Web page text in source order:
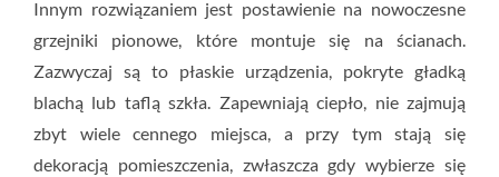
Innym rozwiązaniem jest postawienie na nowoczesne
grzejniki pionowe, które montuje się na ścianach.
Zazwyczaj są to płaskie urządzenia, pokryte gładką
blachą lub taflą szkła. Zapewniają ciepło, nie zajmują
zbyt wiele cennego miejsca, a przy tym stają się
dekoracją pomieszczenia, zwłaszcza gdy wybierze się